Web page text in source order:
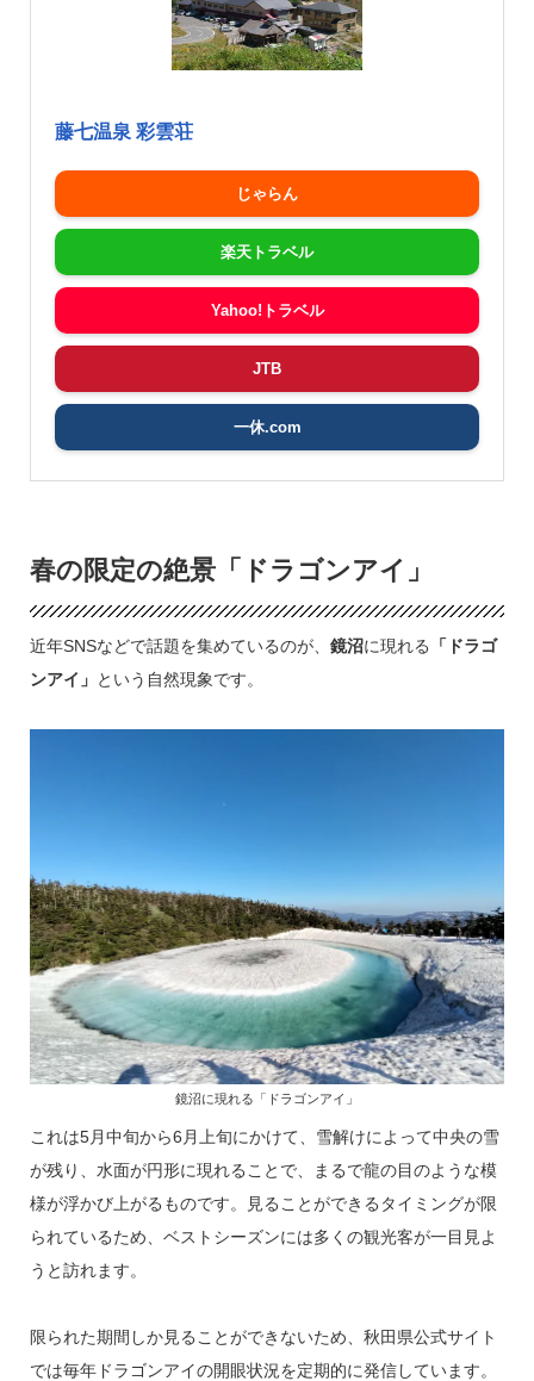
藤七温泉 彩雲荘
じゃらん
楽天トラベル
Yahoo!トラベル
JTB
一休.com
春の限定の絶景「ドラゴンアイ」
近年SNSなどで話題を集めているのが、 鏡沼に現れる
「ドラゴ
ンアイ」 という自然現象です。
鏡沼に現れる「ドラゴンアイ」
これは5月中旬から6月上旬にかけて、雪解けによって中央の雪
が残り、水面が円形に現れることで、まるで龍の目のような模
様が浮かび上がるものです。見ることができるタイミングが限
られているため、ベストシーズンには多くの観光客が一目見よ
うと訪れます。
限られた期間しか見ることができないため、秋田県公式サイト
では毎年ドラゴンアイの開眼状況を定期的に発信しています。